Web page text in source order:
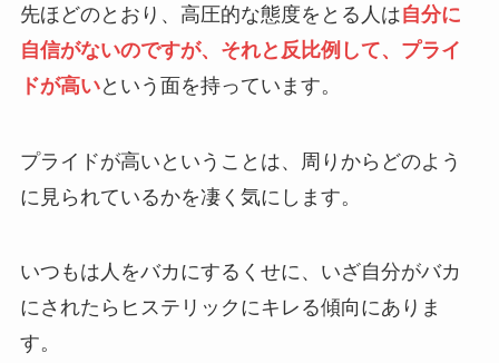
先ほどのとおり、高圧的な態度をとる人は自分に
自信がないのですが、それと反比例して、プライ
ドが高いという面を持っています。
プライドが高いということは、周りからどのよう
に見られているかを凄く気にします。
いつもは人をバカにするくせに、いざ自分がバカ
にされたらヒステリックにキレる傾向にありま
す。